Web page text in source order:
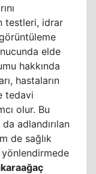
testleri, idrar
elde
hakkında
hastaların
tedavi
olur. Bu
adlandırılan
de sağlık